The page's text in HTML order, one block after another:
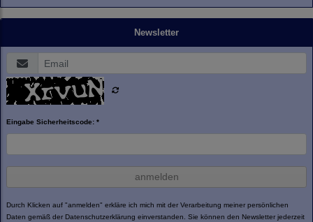
Newsletter
Eingabe Sicherheitscode: *
anmelden
Durch Klicken auf "anmelden" erkläre ich mich mit der Verarbeitung meiner persönlichen
Daten gemäß der Datenschutzerklärung einverstanden. Sie können den Newsletter jederzeit